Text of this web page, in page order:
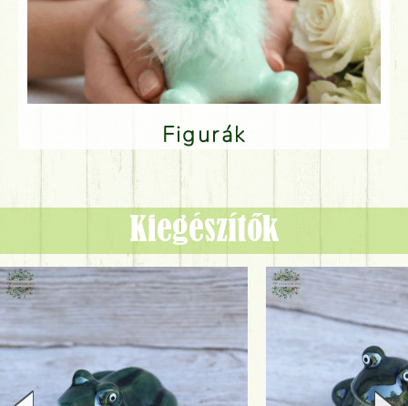
Figurák
Kiegészítők